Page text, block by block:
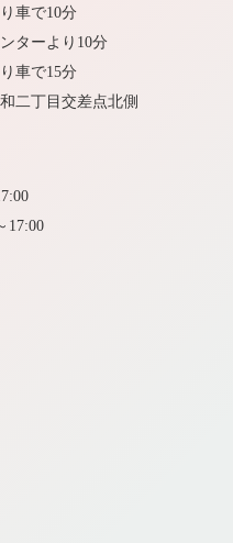
車で10分
ターより10分
車で15分
二丁目交差点北側
17:00